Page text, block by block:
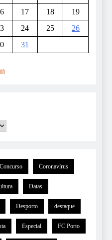
17 18
19
24 25
26
31
Concurso Coronavírus
Datas
Desporto destaque
Especial FC Porto